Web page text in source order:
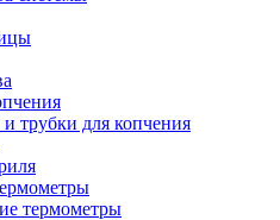
трубки для копчения
термометры